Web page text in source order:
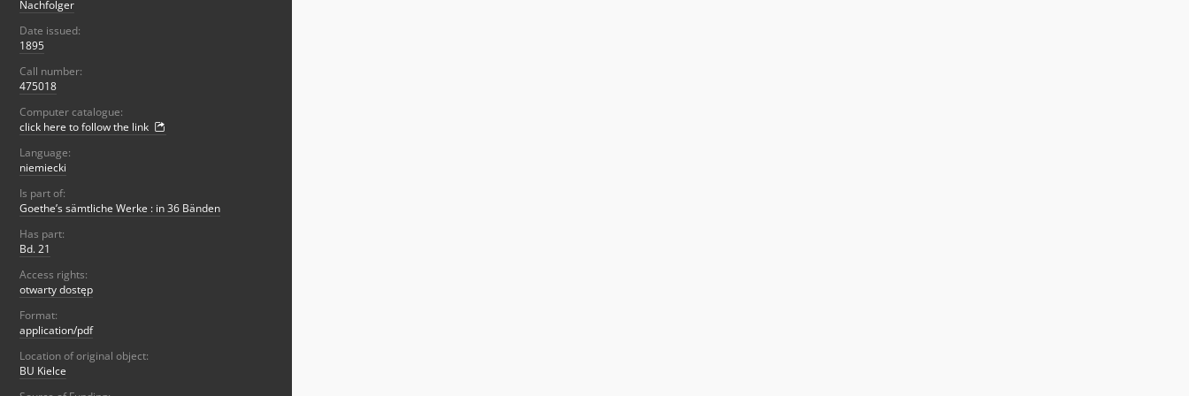
Nachfolger
Date issued:
1895
Call number:
475018
Computer catalogue:
click here to follow the link
Language:
niemiecki
Is part of:
Goethe’s sämtliche Werke : in 36 Bänden
Has part:
Bd. 21
Access rights:
otwarty dostęp
Format:
application/pdf
Location of original object:
BU Kielce